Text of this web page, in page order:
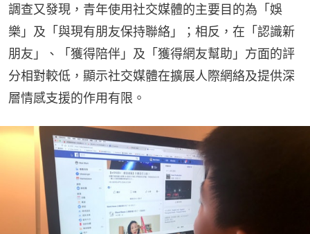
調查又發現，青年使用社交媒體的主要目的為「娛
樂」及「與現有朋友保持聯絡」；相反，在「認識新
朋友」、「獲得陪伴」及「獲得網友幫助」方面的評
分相對較低，顯示社交媒體在擴展人際網絡及提供深
層情感支援的作用有限。